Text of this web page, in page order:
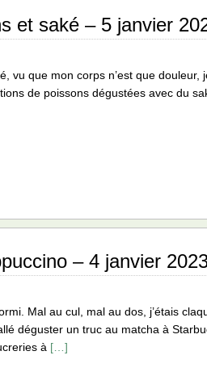
et saké – 5 janvier
vu que mon corps n’est que
de poissons dégustées avec du
– 4 janvier
Mal au cul, mal au dos, j’étais
déguster un truc au matcha à
à […]